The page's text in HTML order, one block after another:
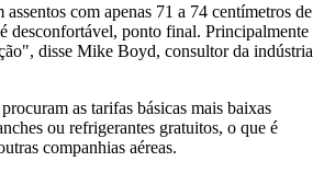
com apenas 71 a 74 centímetros de
desconfortável, ponto final. Principalmente
disse Mike Boyd, consultor da indústria
as tarifas básicas mais baixas
ou refrigerantes gratuitos, o que é
companhias aéreas.